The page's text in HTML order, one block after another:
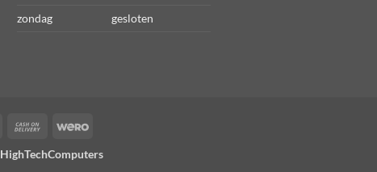
zondag
gesloten
IDeal
Cash
Delivery
Wero
HighTechComputers